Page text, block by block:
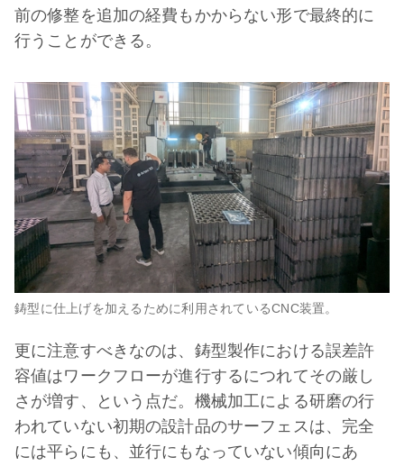
前の修整を追加の経費もかからない形で最終的に
行うことができる。
鋳型に仕上げを加えるために利用されているCNC装置。
更に注意すべきなのは、鋳型製作における誤差許
容値はワークフローが進行するにつれてその厳し
さが増す、という点だ。機械加工による研磨の行
われていない初期の設計品のサーフェスは、完全
には平らにも、並行にもなっていない傾向にあ